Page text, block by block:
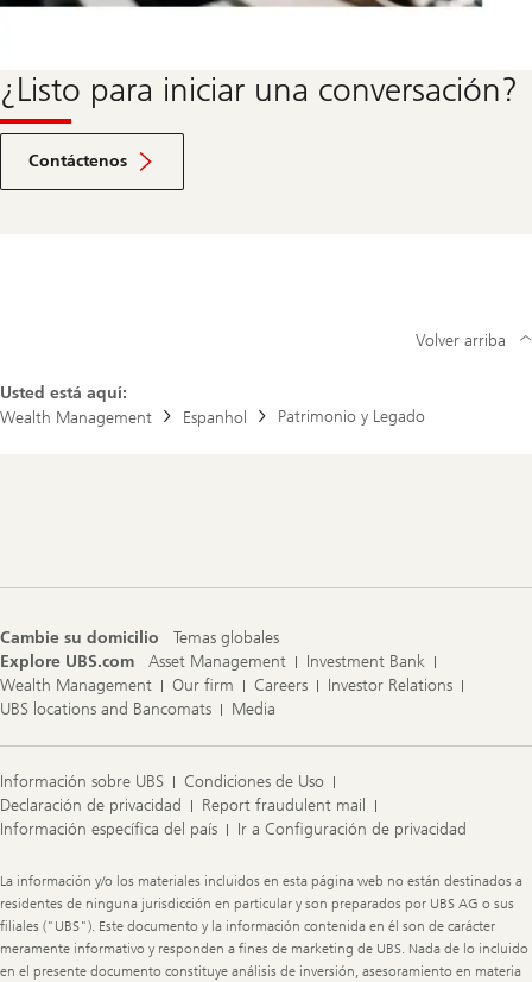
¿Listo para iniciar una conversación?
Contáctenos
Ir
a
Usted está aquí:
Wealth Management
Espanhol Patrimonio y Legado
Volver arriba
Cambie su domicilio
Temas globales
Explore UBS.com
Asset Management
Investment Bank
Wealth Management
Our firm Careers
Investor Relations
UBS locations and Bancomats
Media
Información sobre UBS
Condiciones de Uso
Declaración de privacidad
Report fraudulent mail
Información específica del país
Ir a Configuración de privacidad
Legal
Information
La información y/o los materiales incluidos en esta página web no están destinados a
residentes de ninguna jurisdicción en particular y son preparados por UBS AG o sus
filiales ("UBS"). Este documento y la información contenida en él son de carácter
meramente informativo y responden a fines de marketing de UBS. Nada de lo incluido
en el presente documento constituye análisis de inversión, asesoramiento en materia